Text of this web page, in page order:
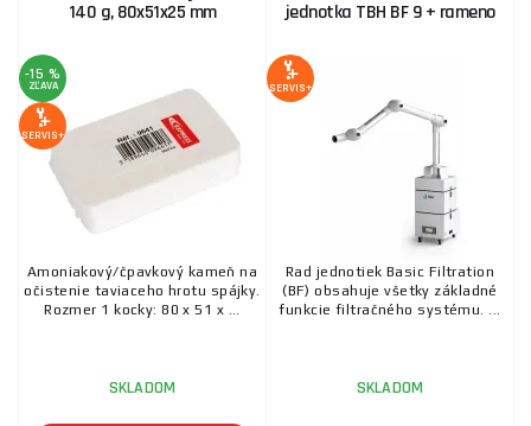
OT658 Výtoková plynová dýza TURBO imbusový kľúč
SKLADOM u dodávateľa 12,60 €
140 g, 80x51x25 mm
-15 %
ZĽAVA
SERVIS+
Amoniakový/čpavkový kameň na
očistenie taviaceho hrotu spájky.
Rozmer 1 kocky: 80 x 51 x ...
SKLADOM
jednotka TBH BF 9 + rameno
SERVIS+
Rad jednotiek Basic Filtration
(BF) obsahuje všetky základné
funkcie filtračného systému. ...
SKLADOM